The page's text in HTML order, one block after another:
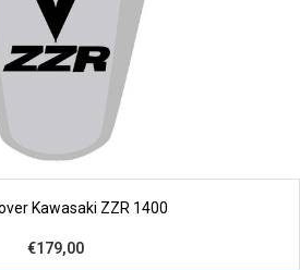
Kawasaki ZZR 1400
€179,00